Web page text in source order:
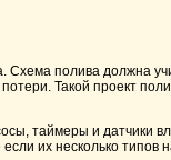
Схема полива должна
Такой проект
таймеры и датчики
их несколько типов